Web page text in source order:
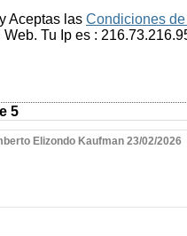
Aceptas las Condiciones
Tu Ip es :
5
Elizondo Kaufman 23/02/2026